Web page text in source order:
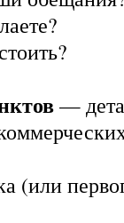
—
(или